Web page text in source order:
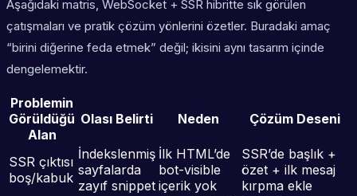
Aşağıdaki matris, WebSocket + SSR hibritte sık görülen
çatışmaları ve pratik çözüm yönlerini özetler. Buradaki amaç
“birini diğerine feda etmek” değil; ikisini aynı tasarım içinde
dengelemektir.
Problemin
Görüldüğü
Alan
Olası Belirti Neden Çözüm Deseni
SSR çıktısı
boş/kabuk
İndekslenmiş
sayfalarda
zayıf snippet
İlk HTML’de
bot-visible
içerik yok
SSR’de başlık +
özet + ilk mesaj
kırpma ekle